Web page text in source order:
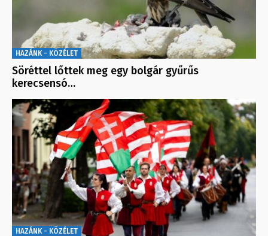
HAZÁNK - KÖZÉLET
Söréttel lőttek meg egy bolgár gyűrűs
kerecsensó…
HAZÁNK - KÖZÉLET